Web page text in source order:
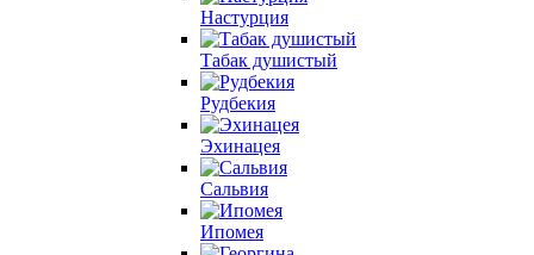
Настурция
Табак душистый
Рудбекия
Эхинацея
Сальвия
Ипомея